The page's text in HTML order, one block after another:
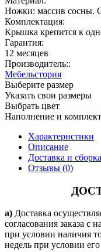
Ножки: массив сосны.
Комплектация:
Крышка крепится к
Гарантия:
12 месяцев
Производитель::
Мебельстория
Выберите размер
Указать свои размеры
Выбрать цвет
Наполнение и
Характеристики
Описание
Доставка и сборка
Отзывы (0)
a) Доставка
согласования заказа
при условии наличия
недель при условии его